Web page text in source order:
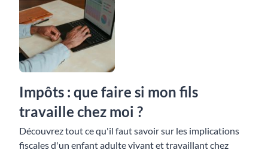
Impôts : que faire si mon fils
travaille chez moi ?
Découvrez tout ce qu'il faut savoir sur les implications
fiscales d'un enfant adulte vivant et travaillant chez